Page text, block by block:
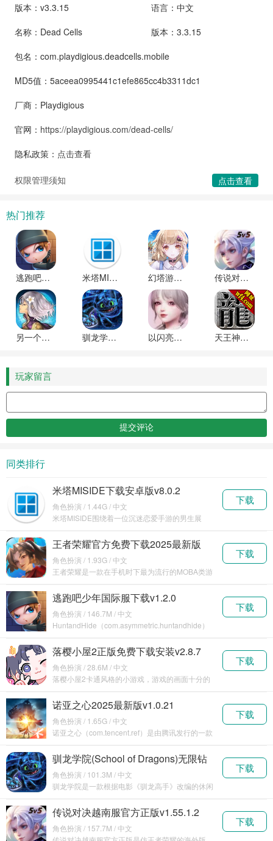
版本：v3.3.15
语言：中文
名称：Dead Cells
版本：3.3.15
包名：com.playdigious.deadcells.mobile
MD5值：5aceea0995441c1efe865cc4b3311dc1
厂商：Playdigious
官网： https://playdigious.com/dead-cells/
隐私政策： 点击查看
权限管理须知 点击查看
热门推荐
逃跑吧少年国际服下载 米塔MISIDE下载安卓版 幻塔游戏最新版本下载 传说对决越南服官方正版
另一个伊甸(ANOTHER EDEN)内置作弊菜单 驯龙学院(School of Dragons)官方版下载 以闪亮之名(Life Makeover)新马服最新版 天王神途手游最新版本
玩家留言
同类排行
米塔MISIDE下载安卓版v8.0.2
角色扮演 / 1.44G / 中文
米塔MISIDE围绕着一位沉迷恋爱手游的男生展
虚拟世
下载
王者荣耀官方免费下载2025最新版
v10.1.1.6
角色扮演 / 1.93G / 中文
王者荣耀是一款在手机时下最为流行的MOBA类游
DOTA2类
下载
逃跑吧少年国际服下载v1.2.0
角色扮演 / 146.7M / 中文
HuntandHide（com.asymmetric.huntandhide）
下载
落樱小屋2正版免费下载安装v2.8.7
角色扮演 / 28.6M / 中文
落樱小屋2卡通风格的小游戏，游戏的画面十分的
的朋友们
下载
诺亚之心2025最新版v1.0.21
角色扮演 / 1.65G / 中文
诺亚之心（com.tencent.ref）是由腾讯发行的一款
下载
驯龙学院(School of Dragons)无限钻
石版v3.31.0
角色扮演 / 101.3M / 中文
驯龙学院是一款根据电影《驯龙高手》改编的休闲
在天空中
下载
传说对决越南服官方正版v1.55.1.2
角色扮演 / 157.7M / 中文
下载